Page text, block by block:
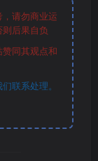
请勿商业运
后果自负
同其观点和
联系处理。